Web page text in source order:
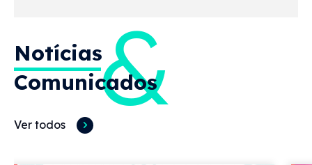
Notícias&
Comunicados
Ver todos